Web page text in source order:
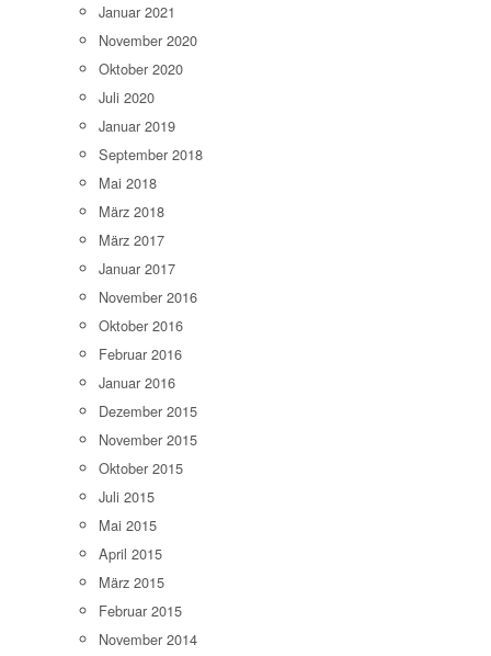
Januar 2021
November 2020
Oktober 2020
Juli 2020
Januar 2019
September 2018
Mai 2018
März 2018
März 2017
Januar 2017
November 2016
Oktober 2016
Februar 2016
Januar 2016
Dezember 2015
November 2015
Oktober 2015
Juli 2015
Mai 2015
April 2015
März 2015
Februar 2015
November 2014